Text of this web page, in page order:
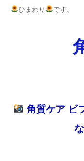
ひまわり
です。
角質ケア ビ